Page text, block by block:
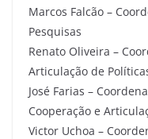
Marcos Falcão –
Pesquisas
Renato Oliveira –
Articulação de
José Farias –
Cooperação e
Victor Uchoa –